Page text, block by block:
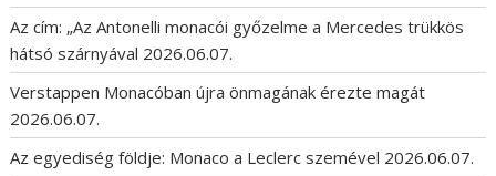
Az cím: „Az Antonelli monacói győzelme a Mercedes trükkös
hátsó szárnyával 2026.06.07.
Verstappen Monacóban újra önmagának érezte magát
2026.06.07.
Az egyediség földje: Monaco a Leclerc szemével 2026.06.07.